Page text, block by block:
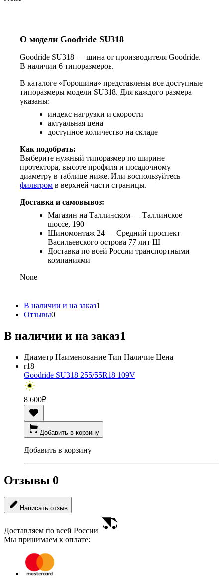
О модели Goodride SU318
Goodride SU318 — шина от производителя Goodride.
В наличии 6 типоразмеров.
В каталоге «Горошина» представлены все доступные
типоразмеры модели SU318. Для каждого размера
указаны:
индекс нагрузки и скорости
актуальная цена
доступное количество на складе
Как подобрать:
Выберите нужный типоразмер по ширине
протектора, высоте профиля и посадочному
диаметру в таблице ниже. Или воспользуйтесь
фильтром в верхней части страницы.
Доставка и самовывоз:
Магазин на Таллинском — Таллинское
шоссе, 190
Шиномонтаж 24 — Средний проспект
Васильевского острова 77 лит Ш
Доставка по всей России транспортными
компаниями
None
В наличии и на заказ1
Отзывы0
В наличии и на заказ1
Диаметр Наименование Тип Наличие Цена
r18
Goodride SU318 255/55R18 109V
8 600₽
Добавить в корзину
Добавить в корзину
Отзывы 0
Написать отзыв
Доставляем по всей России
Мы принимаем к оплате: